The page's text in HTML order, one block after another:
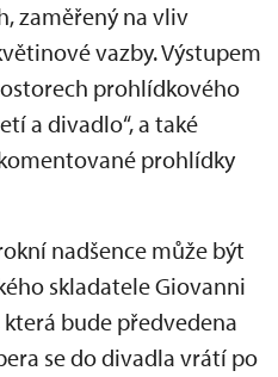
zaměřený na vliv
vazby. Výstupem
prohlídkového
a divadlo“, a také
prohlídky
nadšence může být
skladatele Giovanni
bude předvedena
se do divadla vrátí po